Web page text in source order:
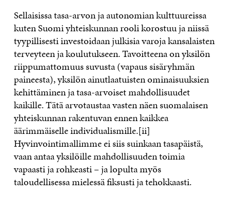
Sellaisissa tasa-arvon ja autonomian kulttuureissa
kuten Suomi yhteiskunnan rooli korostuu ja niissä
tyypillisesti investoidaan julkisia varoja kansalaisten
terveyteen ja koulutukseen. Tavoitteena on yksilön
riippumattomuus suvusta (vapaus sisäryhmän
paineesta), yksilön ainutlaatuisten ominaisuuksien
kehittäminen ja tasa-arvoiset mahdollisuudet
kaikille. Tätä arvotaustaa vasten näen suomalaisen
yhteiskunnan rakentuvan ennen kaikkea
äärimmäiselle individualismille.[ii]
Hyvinvointimallimme ei siis suinkaan tasapäistä,
vaan antaa yksilöille mahdollisuuden toimia
vapaasti ja rohkeasti – ja lopulta myös
taloudellisessa mielessä fiksusti ja tehokkaasti.